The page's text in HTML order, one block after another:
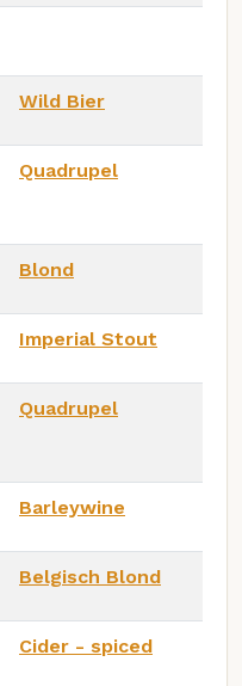
Wild Bier
Quadrupel
Blond
Imperial Stout
Quadrupel
Barleywine
Belgisch Blond
Cider - spiced